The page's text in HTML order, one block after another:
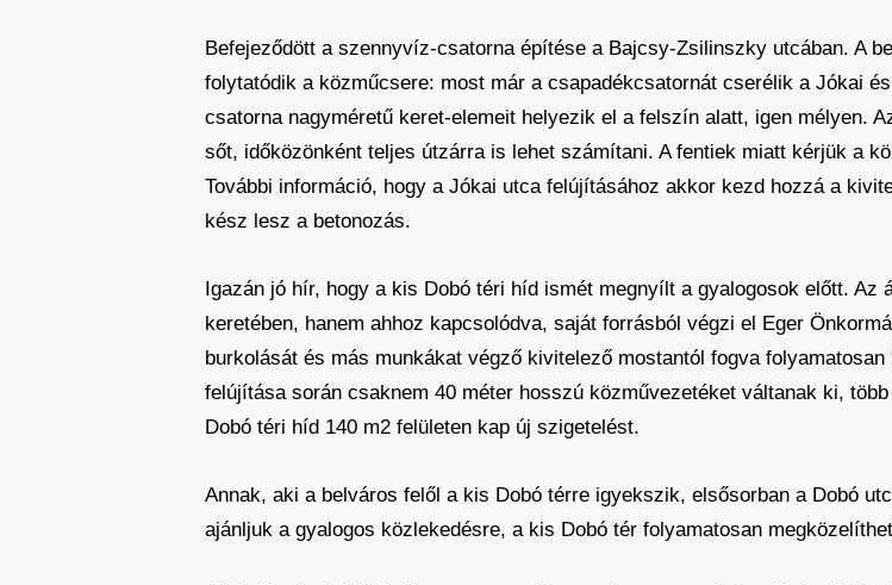
Befejeződött a szennyvíz-csatorna építése a Bajcsy-Zsilinszky utcában. A
folytatódik a közműcsere: most már a csapadékcsatornát cserélik a Jókai
csatorna nagyméretű keret-elemeit helyezik el a felszín alatt, igen mélyen.
sőt, időközönként teljes útzárra is lehet számítani. A fentiek miatt kérjük a
További információ, hogy a Jókai utca felújításához akkor kezd hozzá a
kész lesz a betonozás.
Igazán jó hír, hogy a kis Dobó téri híd ismét megnyílt a gyalogosok előtt.
keretében, hanem ahhoz kapcsolódva, saját forrásból végzi el Eger
burkolását és más munkákat végző kivitelező mostantól fogva
felújítása során csaknem 40 méter hosszú közművezetéket váltanak ki,
Dobó téri híd 140 m2 felületen kap új szigetelést.
Annak, aki a belváros felől a kis Dobó térre igyekszik, elsősorban a Dobó
ajánljuk a gyalogos közlekedésre, a kis Dobó tér folyamatosan